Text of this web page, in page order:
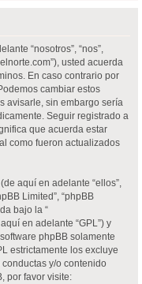
“nosotros”, “nos”,
usted acuerda
En caso contrario por
cambiar estos
avisarle, sin embargo sería
Seguir registrado a
que acuerda estar
como fueron actualizados
aquí en adelante “ellos”,
Limited”, “phpBB
bajo la “
aquí en adelante “GPL”) y
phpBB solamente
estrictamente los excluye
y/o contenido
por favor visite: